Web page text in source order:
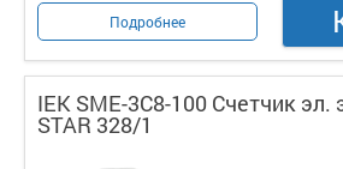
Подробнее
IEK SME-3C8-100 Счетчик эл.
STAR 328/1